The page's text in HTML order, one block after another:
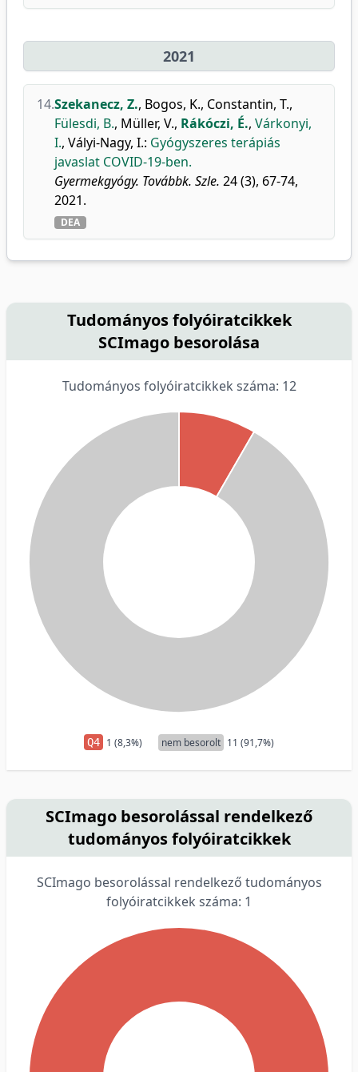
2021
14.Szekanecz, Z., Bogos, K., Constantin, T.,
Fülesdi, B., Müller, V., Rákóczi, É., Várkonyi,
I., Vályi-Nagy, I.: Gyógyszeres terápiás
javaslat COVID-19-ben.
Gyermekgyógy. Továbbk. Szle. 24 (3), 67-74,
2021.
DEA
Tudományos folyóiratcikkek
SCImago besorolása
Tudományos folyóiratcikkek száma: 12
Q4 1 (8,3%) nem besorolt 11 (91,7%)
SCImago besorolással rendelkező
tudományos folyóiratcikkek
SCImago besorolással rendelkező tudományos
folyóiratcikkek száma: 1